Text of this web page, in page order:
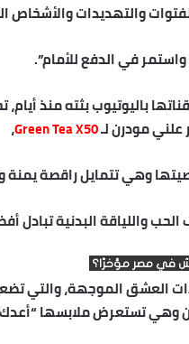
والتهديدات والأشخاص
في الدفع للأمام”.
منذ أيام، تحديدًا يوم 18 حزيران، أي قبل
علني مودرن لـGreen Tea X50،
وهي تتمايل راقصة يمنة
واللياقة البدنية تبادل
في مصر مؤخرًا؟
العشق الموجهة، والتي
وهي تستعرض ملابسها “أعدك